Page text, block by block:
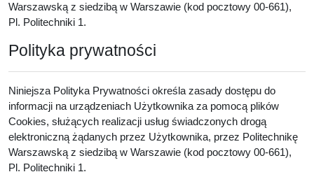
Warszawską z siedzibą w Warszawie (kod pocztowy 00-661),
Pl. Politechniki 1.
Polityka prywatności
Niniejsza Polityka Prywatności określa zasady dostępu do
informacji na urządzeniach Użytkownika za pomocą plików
Cookies, służących realizacji usług świadczonych drogą
elektroniczną żądanych przez Użytkownika, przez Politechnikę
Warszawską z siedzibą w Warszawie (kod pocztowy 00-661),
Pl. Politechniki 1.